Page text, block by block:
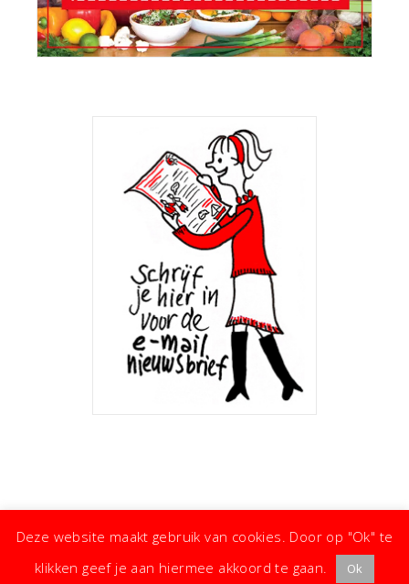
Deze website maakt gebruik van cookies. Door op "Ok" te
klikken geef je aan hiermee akkoord te gaan.
Ok